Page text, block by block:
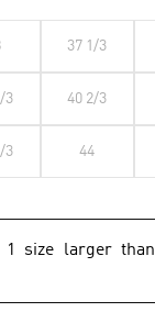
37 1/3
40 2/3
3
44
3
1 size larger than